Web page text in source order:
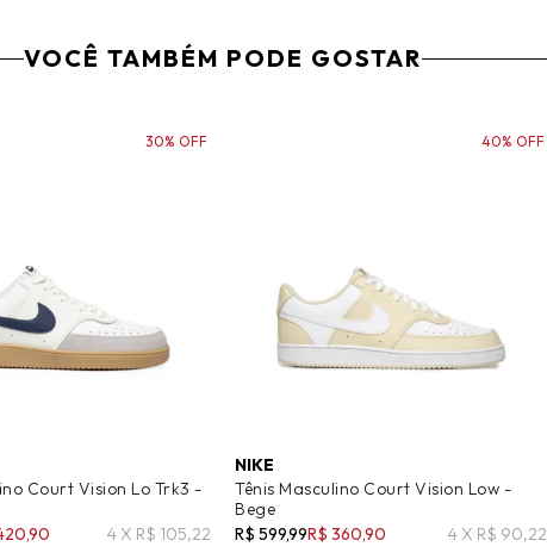
VOCÊ TAMBÉM PODE GOSTAR
Court Vision Lo Trk3 -
4 X R$ 105,22
30% OFF
NIKE
Tênis Masculino Court Vision Low -
Bege
R$ 599,99R$ 360,90 4 X R$ 90,22
40% OFF